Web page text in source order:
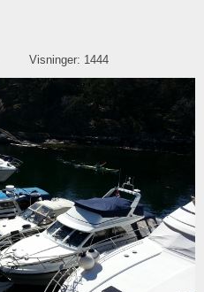
Visninger: 1444